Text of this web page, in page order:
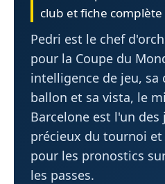
club et fiche complète
Pedri est le chef
pour la Coupe du
intelligence de jeu, sa
ballon et sa vista, le
Barcelone est l'un
précieux du tournoi
pour les pronostics
les passes.